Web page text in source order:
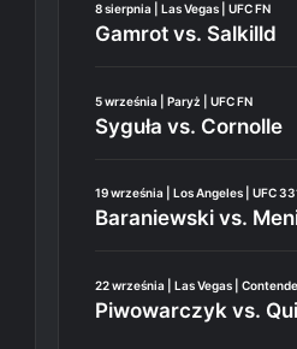
8 sierpnia | Las Vegas | UFC FN
Gamrot vs. Salkilld
5 września | Paryż | UFC FN
Syguła vs. Cornolle
19 września | Los Angeles | UFC
Baraniewski vs.
22 września | Las Vegas |
Piwowarczyk vs.